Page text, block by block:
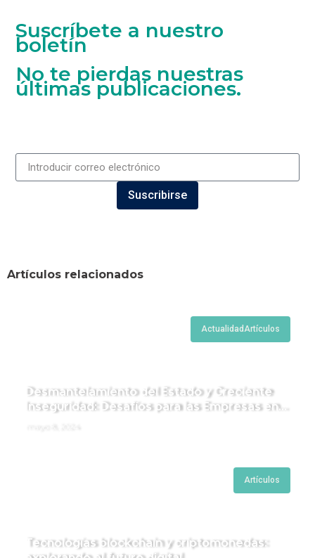
Suscríbete a nuestro
boletín
No te pierdas nuestras
últimas publicaciones.
Suscribirse
Artículos relacionados
ActualidadArtículos
Desmantelamiento del Estado y Creciente
Inseguridad: Desafíos para las Empresas en
Artículos
Tecnologías blockchain y criptomonedas: